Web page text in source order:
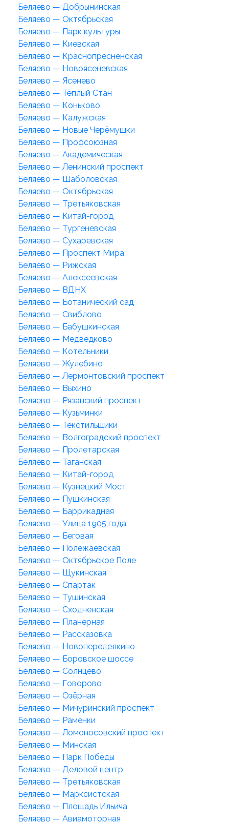
Беляево — Добрынинская
Беляево — Октябрьская
Беляево — Парк культуры
Беляево — Киевская
Беляево — Краснопресненская
Беляево — Новоясеневская
Беляево — Ясенево
Беляево — Тёплый Стан
Беляево — Коньково
Беляево — Калужская
Беляево — Новые Черёмушки
Беляево — Профсоюзная
Беляево — Академическая
Беляево — Ленинский проспект
Беляево — Шаболовская
Беляево — Октябрьская
Беляево — Третьяковская
Беляево — Китай-город
Беляево — Тургеневская
Беляево — Сухаревская
Беляево — Проспект Мира
Беляево — Рижская
Беляево — Алексеевская
Беляево — ВДНХ
Беляево — Ботанический сад
Беляево — Свиблово
Беляево — Бабушкинская
Беляево — Медведково
Беляево — Котельники
Беляево — Жулебино
Беляево — Лермонтовский проспект
Беляево — Выхино
Беляево — Рязанский проспект
Беляево — Кузьминки
Беляево — Текстильщики
Беляево — Волгоградский проспект
Беляево — Пролетарская
Беляево — Таганская
Беляево — Китай-город
Беляево — Кузнецкий Мост
Беляево — Пушкинская
Беляево — Баррикадная
Беляево — Улица 1905 года
Беляево — Беговая
Беляево — Полежаевская
Беляево — Октябрьское Поле
Беляево — Щукинская
Беляево — Спартак
Беляево — Тушинская
Беляево — Сходненская
Беляево — Планерная
Беляево — Рассказовка
Беляево — Новопеределкино
Беляево — Боровское шоссе
Беляево — Солнцево
Беляево — Говорово
Беляево — Озёрная
Беляево — Мичуринский проспект
Беляево — Раменки
Беляево — Ломоносовский проспект
Беляево — Минская
Беляево — Парк Победы
Беляево — Деловой центр
Беляево — Третьяковская
Беляево — Марксистская
Беляево — Площадь Ильича
Беляево — Авиамоторная